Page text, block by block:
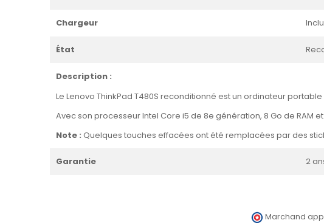
Chargeur
État
Description :
Le Lenovo ThinkPad T480S reconditionné est un ordinateur
Avec son processeur Intel Core i5 de 8e génération, 8 Go de RAM
Note : Quelques touches effacées ont été remplacées par des
Garantie 2
Marchand